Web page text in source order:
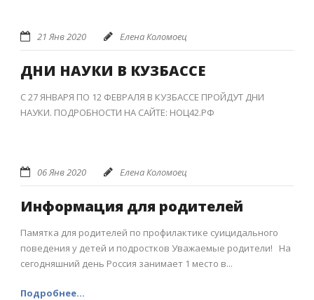
21 Янв 2020 Елена Коломоец
ДНИ НАУКИ В КУЗБАССЕ
С 27 ЯНВАРЯ ПО 12 ФЕВРАЛЯ В КУЗБАССЕ ПРОЙДУТ ДНИ
НАУКИ. ПОДРОБНОСТИ НА САЙТЕ: НОЦ42.РФ
06 Янв 2020 Елена Коломоец
Информация для родителей
Памятка для родителей по профилактике суицидального
поведения у детей и подростков Уважаемые родители! На
сегодняшний день Россия занимает 1 место в...
Подробнее...